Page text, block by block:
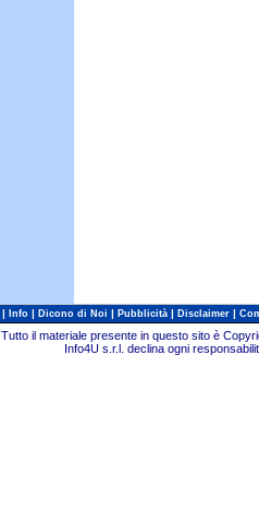
| Info | Dicono di Noi | Pubblicità | Disclaimer |
Tutto il materiale presente in questo sito è
Info4U s.r.l. declina ogni